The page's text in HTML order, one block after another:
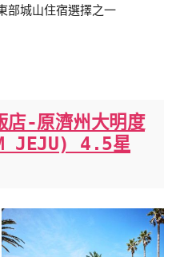
部城山住宿選擇之一
-原濟州大明度
JEJU) 4.5星